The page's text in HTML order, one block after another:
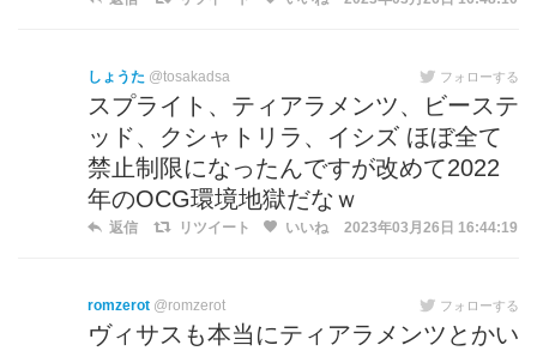
しょうた @tosakadsa フォローする
スプライト、ティアラメンツ、ビーステ
ッド、クシャトリラ、イシズ ほぼ全て
禁止制限になったんですが改めて2022
年のOCG環境地獄だなｗ
返信 リツイート いいね 2023年03月26日 16:44:19
romzerot @romzerot フォローする
ヴィサスも本当にティアラメンツとかい